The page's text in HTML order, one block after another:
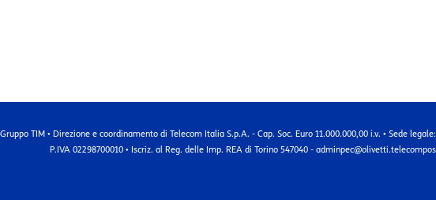
TIM • Direzione e coordinamento di Telecom Italia S.p.A. - Cap. Soc. Euro 11.000.000,00 i.v. • Sede
P.IVA 02298700010 • Iscriz. al Reg. delle Imp. REA di Torino 547040 -